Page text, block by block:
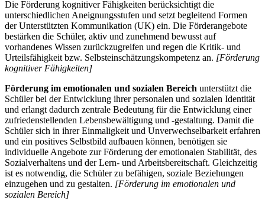
Die Förderung kognitiver Fähigkeiten berücksichtigt die
unterschiedlichen Aneignungsstufen und setzt begleitend Formen
der Unterstützten Kommunikation (UK) ein. Die Förderangebote
bestärken die Schüler, aktiv und zunehmend bewusst auf
vorhandenes Wissen zurückzugreifen und regen die Kritik- und
Urteilsfähigkeit bzw. Selbsteinschätzungskompetenz an. [Förderung
kognitiver Fähigkeiten]
Förderung im emotionalen und sozialen Bereich unterstützt die
Schüler bei der Entwicklung ihrer personalen und sozialen Identität
und erlangt dadurch zentrale Bedeutung für die Entwicklung einer
zufriedenstellenden Lebensbewältigung und -gestaltung. Damit die
Schüler sich in ihrer Einmaligkeit und Unverwechselbarkeit erfahren
und ein positives Selbstbild aufbauen können, benötigen sie
individuelle Angebote zur Förderung der emotionalen Stabilität, des
Sozialverhaltens und der Lern- und Arbeitsbereitschaft. Gleichzeitig
ist es notwendig, die Schüler zu befähigen, soziale Beziehungen
einzugehen und zu gestalten. [Förderung im emotionalen und
sozialen Bereich]